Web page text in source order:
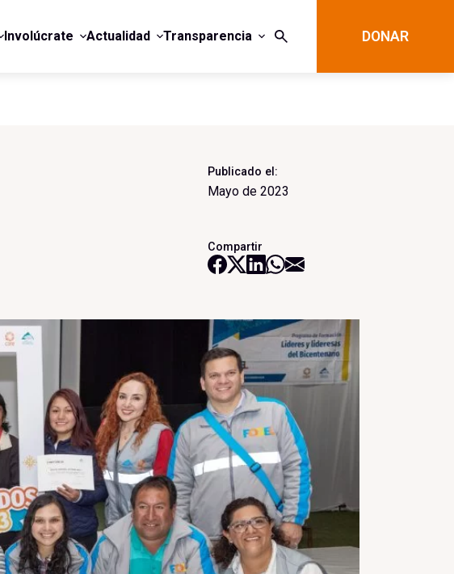
Involúcrate Actualidad Transparencia DONAR
Publicado el:
Mayo de 2023
Compartir